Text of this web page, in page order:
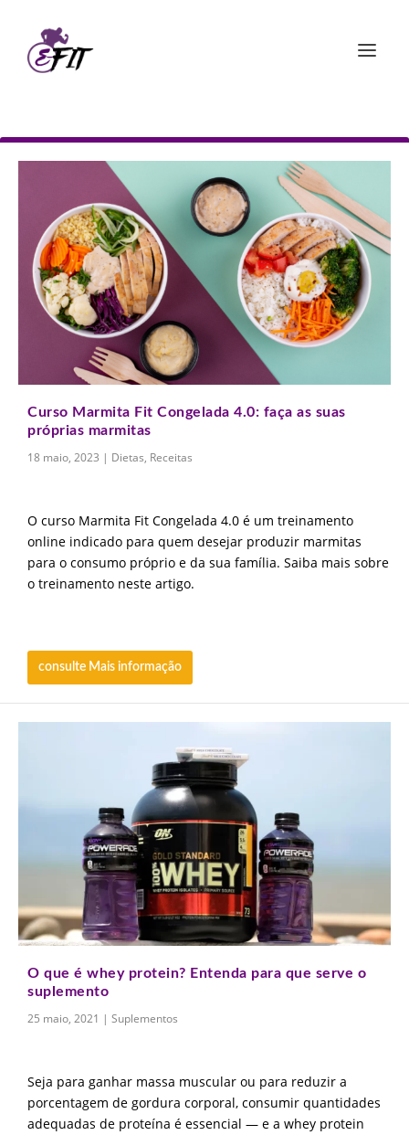
Curso Marmita Fit Congelada 4.0: faça as suas
próprias marmitas
18 maio, 2023 | Dietas, Receitas
O curso Marmita Fit Congelada 4.0 é um treinamento
online indicado para quem desejar produzir marmitas
para o consumo próprio e da sua família. Saiba mais sobre
o treinamento neste artigo.
consulte Mais informação
O que é whey protein? Entenda para que serve o
suplemento
25 maio, 2021 | Suplementos
Seja para ganhar massa muscular ou para reduzir a
porcentagem de gordura corporal, consumir quantidades
adequadas de proteína é essencial — e a whey protein